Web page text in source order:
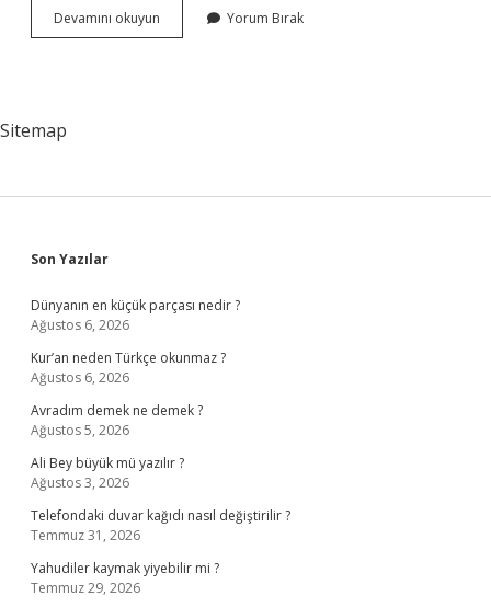
Devamını okuyun Istanbulda
Kaç
Yorum Bırak
Sitemap
Sidebar
Son Yazılar
Dünyanın en küçük parçası nedir ?
Ağustos 6, 2026
Kur’an neden Türkçe okunmaz ?
Ağustos 6, 2026
Avradım demek ne demek ?
Ağustos 5, 2026
Ali Bey büyük mü yazılır ?
Ağustos 3, 2026
Telefondaki duvar kağıdı nasıl değiştirilir ?
Temmuz 31, 2026
Yahudiler kaymak yiyebilir mi ?
Temmuz 29, 2026